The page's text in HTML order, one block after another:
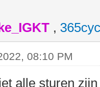
,
08:10 PM
alle sturen